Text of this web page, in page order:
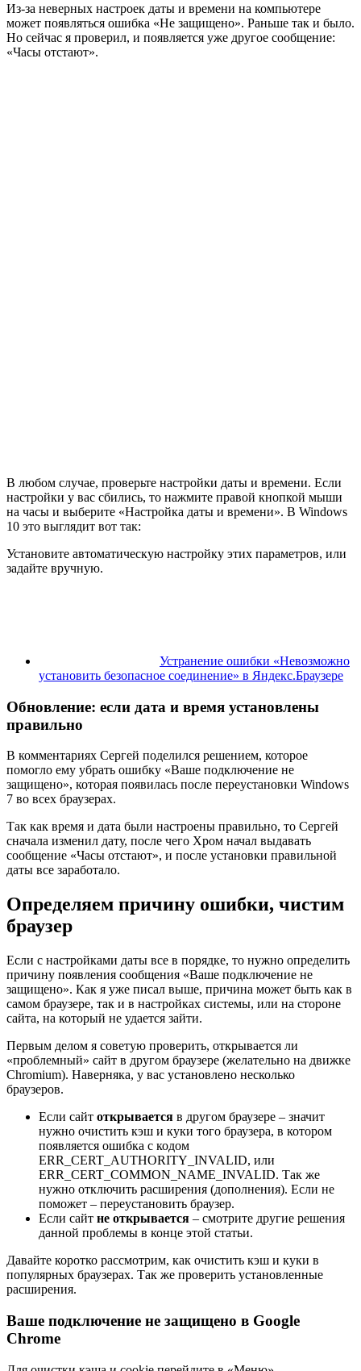
Из-за неверных настроек даты и времени на компьютере
может появляться ошибка «Не защищено». Раньше так и было.
Но сейчас я проверил, и появляется уже другое сообщение:
«Часы отстают».
В любом случае, проверьте настройки даты и времени. Если
настройки у вас сбились, то нажмите правой кнопкой мыши
на часы и выберите «Настройка даты и времени». В Windows
10 это выглядит вот так:
Установите автоматическую настройку этих параметров, или
задайте вручную.
Устранение ошибки «Невозможно
установить безопасное соединение» в Яндекс.Браузере
Обновление: если дата и время установлены
правильно
В комментариях Сергей поделился решением, которое
помогло ему убрать ошибку «Ваше подключение не
защищено», которая появилась после переустановки Windows
7 во всех браузерах.
Так как время и дата были настроены правильно, то Сергей
сначала изменил дату, после чего Хром начал выдавать
сообщение «Часы отстают», и после установки правильной
даты все заработало.
Определяем причину ошибки, чистим
браузер
Если с настройками даты все в порядке, то нужно определить
причину появления сообщения «Ваше подключение не
защищено». Как я уже писал выше, причина может быть как в
самом браузере, так и в настройках системы, или на стороне
сайта, на который не удается зайти.
Первым делом я советую проверить, открывается ли
«проблемный» сайт в другом браузере (желательно на движке
Chromium). Наверняка, у вас установлено несколько
браузеров.
Если сайт открывается в другом браузере – значит
нужно очистить кэш и куки того браузера, в котором
появляется ошибка с кодом
ERR_CERT_AUTHORITY_INVALID, или
ERR_CERT_COMMON_NAME_INVALID. Так же
нужно отключить расширения (дополнения). Если не
поможет – переустановить браузер.
Если сайт не открывается – смотрите другие решения
данной проблемы в конце этой статьи.
Давайте коротко рассмотрим, как очистить кэш и куки в
популярных браузерах. Так же проверить установленные
расширения.
Ваше подключение не защищено в Google
Chrome